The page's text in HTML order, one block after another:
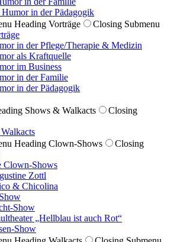
in der Pädagogik
Heading Vorträge
Closing Submenu
in der Pflege/Therapie & Medizin
als Kraftquelle
im Business
in der Familie
in der Pädagogik
Shows & Walkacts
Closing
Heading Clown-Shows
Closing
Clown-Shows
Zottl
& Chicolina
Show
„Hellblau ist auch Rot“
Show